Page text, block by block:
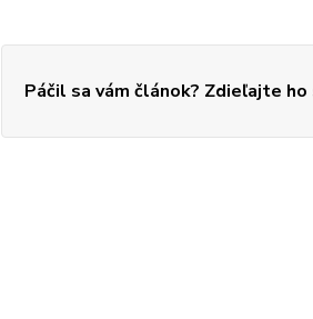
Páčil sa vám článok? Zdieľajte